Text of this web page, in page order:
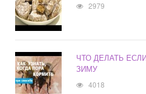
2979
ЧТО ДЕЛАТЬ
ЗИМУ
4018